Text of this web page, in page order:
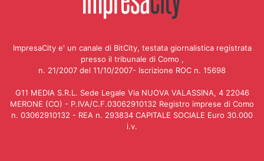
ImpresaCity e' un canale di BitCity, testata giornalistica registrata
presso il tribunale di Como ,
n. 21/2007 del 11/10/2007- Iscrizione ROC n. 15698
G11 MEDIA S.R.L. Sede Legale Via NUOVA VALASSINA, 4 22046
MERONE (CO) - P.IVA/C.F.03062910132 Registro imprese di Como
n. 03062910132 - REA n. 293834 CAPITALE SOCIALE Euro 30.000
i.v.